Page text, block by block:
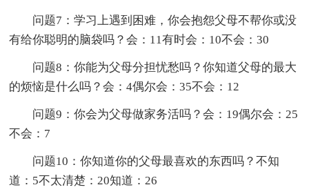
问题7：学习上遇到困难，你会抱怨父母不帮你或没
有给你聪明的脑袋吗？会：11有时会：10不会：30
问题8：你能为父母分担忧愁吗？你知道父母的最大
的烦恼是什么吗？会：4偶尔会：35不会：12
问题9：你会为父母做家务活吗？会：19偶尔会：25
不会：7
问题10：你知道你的父母最喜欢的东西吗？不知
道：5不太清楚：20知道：26